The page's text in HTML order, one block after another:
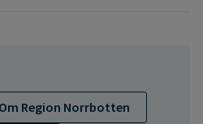
Om Region Norrbotten